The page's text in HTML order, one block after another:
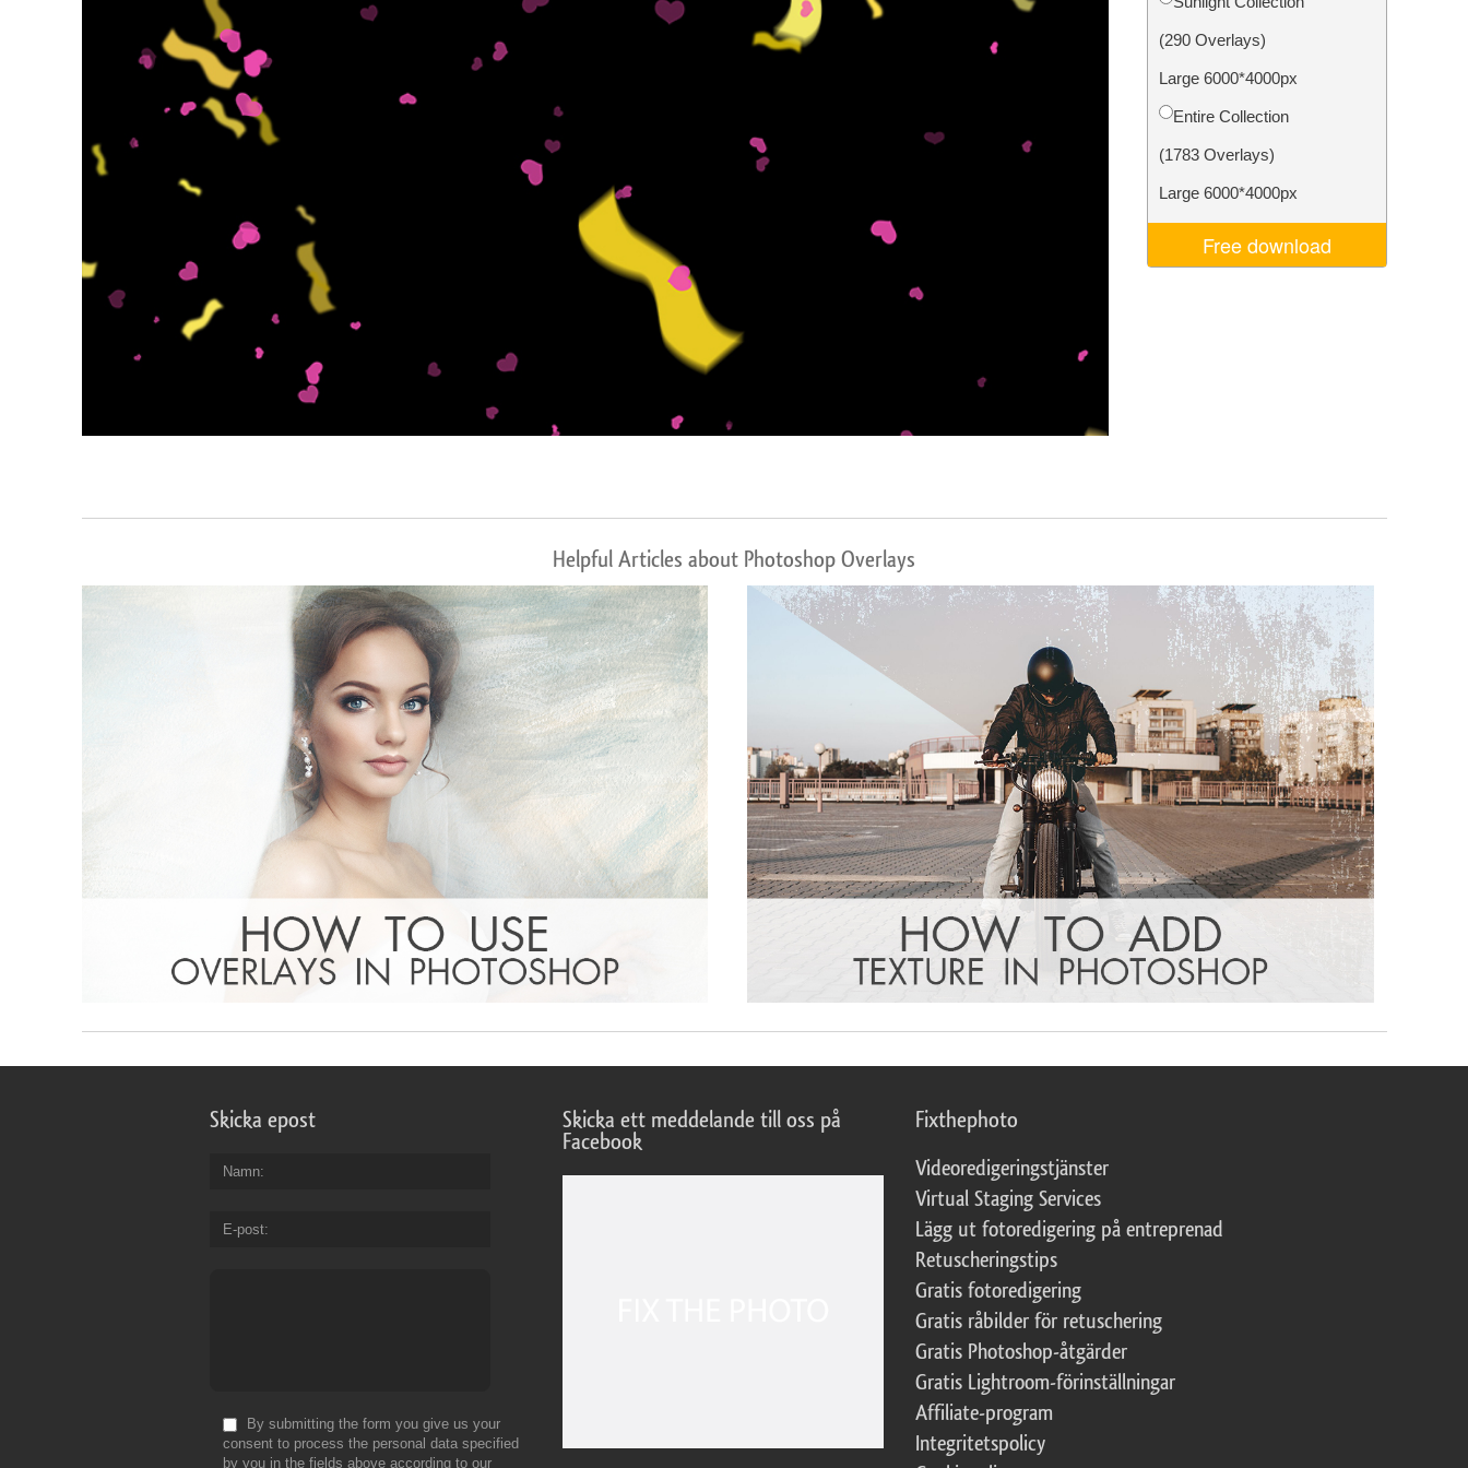
Fotoredigering av smycken
(290 Overlays)
Large 6000*4000px
Entire Collection
(1783 Overlays)
Large 6000*4000px
Free download
Helpful Articles about Photoshop Overlays
Skicka epost
Namn
E-post
By submitting the form you give us your
consent to process the personal data specified
by you in the fields above according to our
Skicka ett meddelande till oss på
Facebook
Fixthephoto
Videoredigeringstjänster
Virtual Staging Services
Lägg ut fotoredigering på entreprenad
Retuscheringstips
Gratis fotoredigering
Gratis råbilder för retuschering
Gratis Photoshop-åtgärder
Gratis Lightroom-förinställningar
Affiliate-program
Integritetspolicy